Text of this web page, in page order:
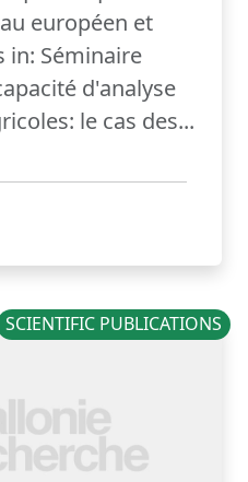
européen et
in: Séminaire
d'analyse
le cas des...
SCIENTIFIC PUBLICATIONS